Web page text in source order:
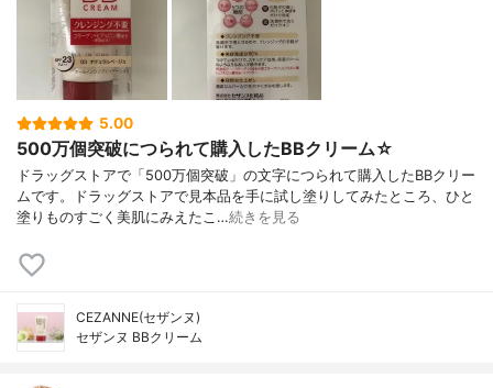
5.00
500万個突破につられて購入したBBクリーム☆
ドラッグストアで「500万個突破」の文字につられて購入したBBクリー
ムです。ドラッグストアで見本品を手に試し塗りしてみたところ、ひと
塗りものすごく美肌にみえたこ…続きを見る
CEZANNE(セザンヌ)
セザンヌ BBクリーム